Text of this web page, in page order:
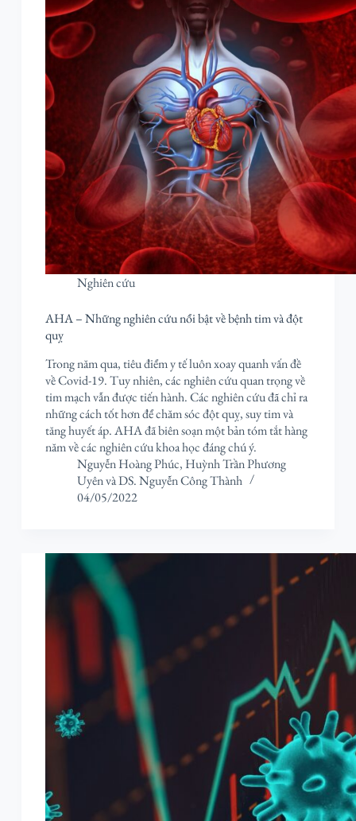
Nghiên cứu
AHA – Những nghiên cứu nổi bật về bệnh tim và đột
quỵ
Trong năm qua, tiêu điểm y tế luôn xoay quanh vấn đề
về Covid-19. Tuy nhiên, các nghiên cứu quan trọng về
tim mạch vẫn được tiến hành. Các nghiên cứu đã chỉ ra
những cách tốt hơn để chăm sóc đột quỵ, suy tim và
tăng huyết áp. AHA đã biên soạn một bản tóm tắt hàng
năm về các nghiên cứu khoa học đáng chú ý.
Nguyễn Hoàng Phúc, Huỳnh Trần Phương
UyênvàDS. Nguyễn Công Thành
04/05/2022